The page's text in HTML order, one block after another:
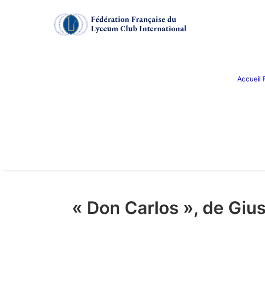
Accueil
« Don Carlos », de